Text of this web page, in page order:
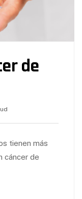
de
tienen más
cáncer de